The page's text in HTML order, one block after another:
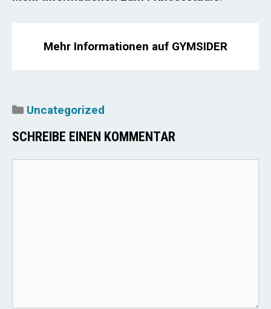
Mehr Informationen auf GYMSIDER
Kategorien
Uncategorized
SCHREIBE EINEN KOMMENTAR